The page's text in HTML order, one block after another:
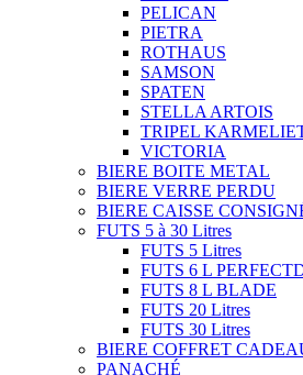
PELICAN
PIETRA
ROTHAUS
SAMSON
SPATEN
STELLA ARTOIS
TRIPEL
VICTORIA
BIERE BOITE METAL
BIERE VERRE PERDU
BIERE CAISSE
FUTS 5 à 30 Litres
FUTS 5 Litres
FUTS 6 L
FUTS 8 L BLADE
FUTS 20 Litres
FUTS 30 Litres
BIERE COFFRET
PANACHÉ